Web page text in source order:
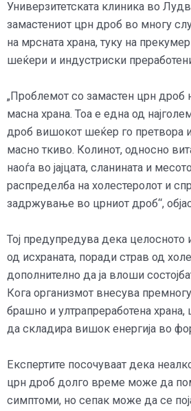
Универзитетската клиника во
замастениот црн дроб во многу
на мрсната храна, туку на
шеќери и индустриски
„Проблемот со замастен црн дроб
масна храна. Тоа е една од
дроб вишокот шеќер го претвора
масно ткиво. Колинот, односно
наоѓа во јајцата, сланината и
распределба на холестеролот и
задржување во црниот дроб“,
Тој предупредува дека
од исхраната, поради страв од
дополнително да ја влоши
Кога организмот внесува
брашно и ултрапреработена
да складира вишок енергија во
Експертите посочуваат дека
црн дроб долго време може да
симптоми, но сепак може да се